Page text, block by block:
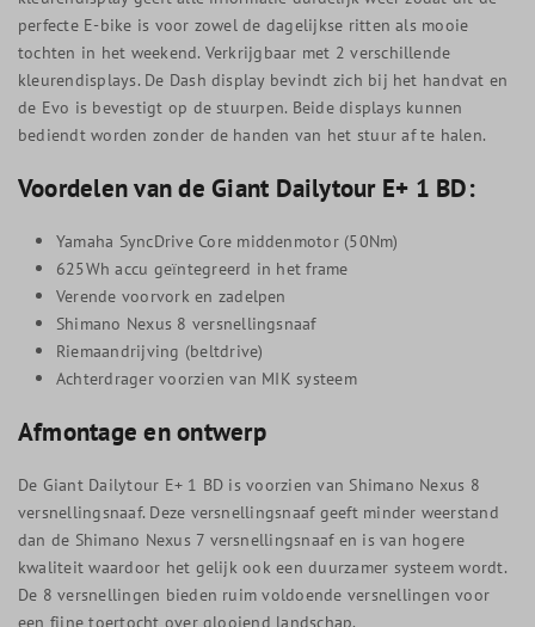
perfecte E-bike is voor zowel de dagelijkse ritten als mooie
tochten in het weekend. Verkrijgbaar met 2 verschillende
kleurendisplays. De Dash display bevindt zich bij het handvat en
de Evo is bevestigt op de stuurpen. Beide displays kunnen
bediendt worden zonder de handen van het stuur af te halen.
Voordelen van de Giant Dailytour E+ 1 BD:
Yamaha SyncDrive Core middenmotor (50Nm)
625Wh accu geïntegreerd in het frame
Verende voorvork en zadelpen
Shimano Nexus 8 versnellingsnaaf
Riemaandrijving (beltdrive)
Achterdrager voorzien van MIK systeem
Afmontage en ontwerp
De Giant Dailytour E+ 1 BD is voorzien van Shimano Nexus 8
versnellingsnaaf. Deze versnellingsnaaf geeft minder weerstand
dan de Shimano Nexus 7 versnellingsnaaf en is van hogere
kwaliteit waardoor het gelijk ook een duurzamer systeem wordt.
De 8 versnellingen bieden ruim voldoende versnellingen voor
een fijne toertocht over glooiend landschap.